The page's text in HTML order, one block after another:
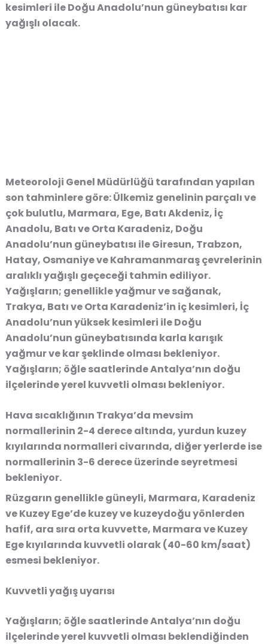
kesimleri ile Doğu Anadolu’nun güneybatısı kar
yağışlı olacak.
Meteoroloji Genel Müdürlüğü tarafından yapılan
son tahminlere göre: Ülkemiz genelinin parçalı ve
çok bulutlu, Marmara, Ege, Batı Akdeniz, İç
Anadolu, Batı ve Orta Karadeniz, Doğu
Anadolu’nun güneybatısı ile Giresun, Trabzon,
Hatay, Osmaniye ve Kahramanmaraş çevrelerinin
aralıklı yağışlı geçeceği tahmin ediliyor.
Yağışların; genellikle yağmur ve sağanak,
Trakya, Batı ve Orta Karadeniz’in iç kesimleri, İç
Anadolu’nun yüksek kesimleri ile Doğu
Anadolu’nun güneybatısında karla karışık
yağmur ve kar şeklinde olması bekleniyor.
Yağışların; öğle saatlerinde Antalya’nın doğu
ilçelerinde yerel kuvvetli olması bekleniyor.
Hava sıcaklığının Trakya’da mevsim
normallerinin 2-4 derece altında, yurdun kuzey
kıyılarında normalleri civarında, diğer yerlerde ise
normallerinin 3-6 derece üzerinde seyretmesi
bekleniyor.
Rüzgarın genellikle güneyli, Marmara, Karadeniz
ve Kuzey Ege’de kuzey ve kuzeydoğu yönlerden
hafif, ara sıra orta kuvvette, Marmara ve Kuzey
Ege kıyılarında kuvvetli olarak (40-60 km/saat)
esmesi bekleniyor.
Kuvvetli yağış uyarısı
Yağışların; öğle saatlerinde Antalya’nın doğu
ilçelerinde yerel kuvvetli olması beklendiğinden